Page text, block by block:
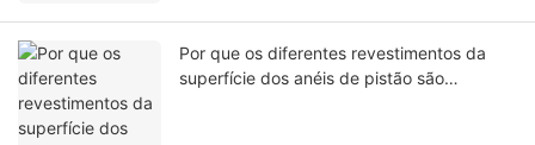
Por que os diferentes revestimentos da
superfície dos anéis de pistão são